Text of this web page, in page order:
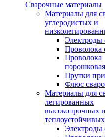
Сварочные материалы
Материалы для
углеродистых и
Электроды
Проволока
Проволока
порошковая
Прутки
Флюс
Материалы для
легированных
высокопрочных и
теплоустойчивых
Электроды